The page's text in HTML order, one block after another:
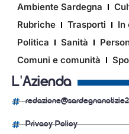
Ambiente Sardegna
Rubriche
Trasporti In
Politica
Sanità
Comuni e comunità
L'Azienda
Privacy Policy